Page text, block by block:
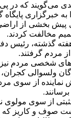
می‌گویند که
بخشی از اراضی
مخالفت کردند.
مردم گرفتند.
شخصی مردم
ولسوالی
از سوی
از سوی
در حال حاضر محل ساخت